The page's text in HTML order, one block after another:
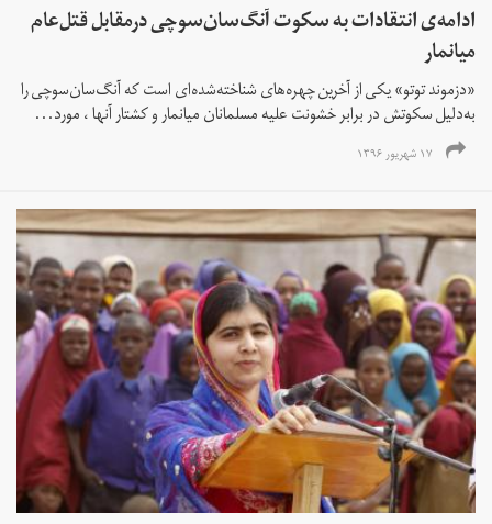
ادامه‌ی انتقادات به سکوت آنگ‌سان‌سوچی درمقابل قتل‌عام
میانمار
«دزموند توتو» یکی از آخرین چهره‌های شناخته‌شده‌ای است که آنگ‌سان‌سوچی را
به‌دلیل سکوتش در برابر خشونت علیه مسلمانان میانمار و کشتار آنها ، مورد...
۱۷ شهریور ۱۳۹۶